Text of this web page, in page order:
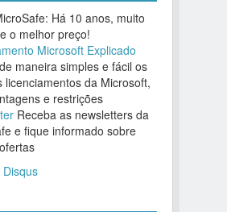
Há 10 anos, muito
o melhor preço!
Microsoft Explicado
maneira simples e fácil os
licenciamentos da Microsoft,
e restrições
Receba as newsletters da
e fique informado sobre